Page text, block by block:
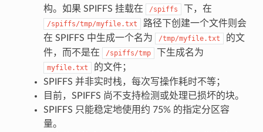
构。如果 SPIFFS 挂载在
/spiffs 下，在
/spiffs/tmp/myfile.txt
路径下创建一个文件则会
在 SPIFFS 中生成一个名为
/tmp/myfile.txt
的文
件，而不是在
/spiffs/tmp 下生成名为
myfile.txt
的文件；
SPIFFS 并非实时栈，每次写操作耗时不等；
目前，SPIFFS 尚不支持检测或处理已损坏的块。
SPIFFS 只能稳定地使用约 75% 的指定分区容
量。